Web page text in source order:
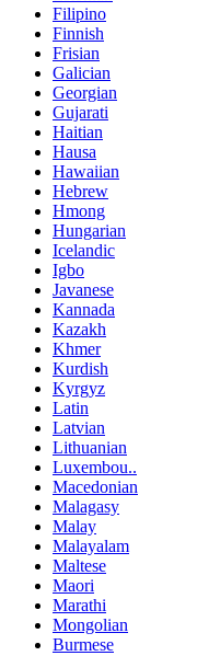
Filipino
Finnish
Frisian
Galician
Georgian
Gujarati
Haitian
Hausa
Hawaiian
Hebrew
Hmong
Hungarian
Icelandic
Igbo
Javanese
Kannada
Kazakh
Khmer
Kurdish
Kyrgyz
Latin
Latvian
Lithuanian
Luxembou..
Macedonian
Malagasy
Malay
Malayalam
Maltese
Maori
Marathi
Mongolian
Burmese